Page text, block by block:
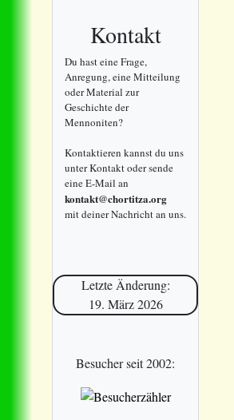
Kontakt
Du hast eine Frage,
Anregung, eine Mitteilung
oder Material zur
Geschichte der
Mennoniten?
Kontaktieren kannst du uns
unter Kontakt oder sende
eine E-Mail an
kontakt@chortitza.org
mit deiner Nachricht an uns.
Letzte Änderung:
19. März 2026
Besucher seit 2002: